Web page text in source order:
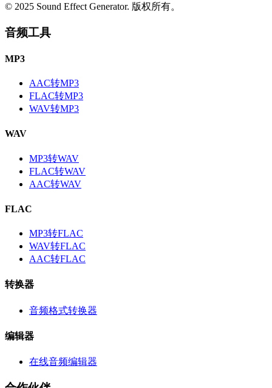
© 2025 Sound Effect Generator. 版权所有。
音频工具
MP3
AAC转MP3
FLAC转MP3
WAV转MP3
WAV
MP3转WAV
FLAC转WAV
AAC转WAV
FLAC
MP3转FLAC
WAV转FLAC
AAC转FLAC
转换器
音频格式转换器
编辑器
在线音频编辑器